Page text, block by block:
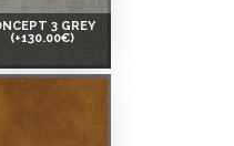
3 GREY
(+130.00€)